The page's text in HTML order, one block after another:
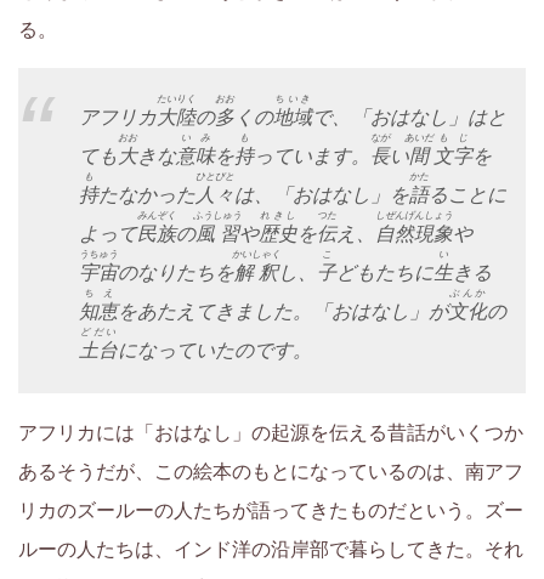
い
く
る。
アフリカ大陸
たいりく
の多
おお
くの地域
ちいき
で、「おはなし」はと
ても 大
おお
きな意味
いみ
を持
も
っています。 長
なが
い間
あいだ
文字
もじ
を
持
も
たなかった人々
ひとびと
は、「おはなし」を語
かた
ることに
よって民族
みんぞく
の風習
ふうしゅう
や歴史
れきし
を伝
つた
え、 自然現象
しぜんげんしょう
や
宇宙
うちゅう
のなりたちを解釈
かいしゃく
し、 子
こ
どもたちに生
い
きる
知恵
ちえ
をあたえてきました。「おはなし」が文化
ぶんか
の
土台
どだい
になっていたのです。
アフリカには「おはなし」の起源を伝える昔話がいくつか
あるそうだが、この絵本のもとになっているのは、南アフ
リカのズールーの人たちが語ってきたものだという。ズー
ルーの人たちは、インド洋の沿岸部で暮らしてきた。それ